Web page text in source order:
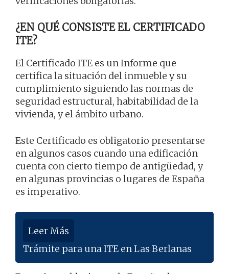
¿EN QUÉ CONSISTE EL CERTIFICADO
ITE?
El Certificado ITE es un Informe que
certifica la situación del inmueble y su
cumplimiento siguiendo las normas de
seguridad estructural, habitabilidad de la
vivienda, y el ámbito urbano.
Este Certificado es obligatorio presentarse
en algunos casos cuando una edificación
cuenta con cierto tiempo de antigüedad, y
en algunas provincias o lugares de España
es imperativo.
Leer Más
Trámite para una ITE en Las Berlanas